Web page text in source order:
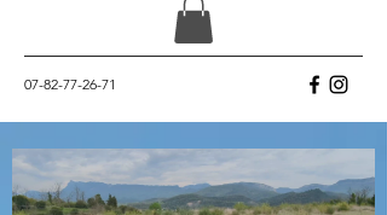
07-82-77-26-71